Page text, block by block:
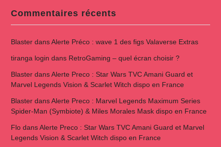
Commentaires récents
BlasterdansAlerte Préco : wave 1 des figs Valaverse Extras
tiranga login dans RetroGaming – quel écran choisir ?
BlasterdansAlerte Preco : Star Wars TVC Amani Guard et
Marvel Legends Vision & Scarlet Witch dispo en France
BlasterdansAlerte Preco : Marvel Legends Maximum Series
Spider-Man (Symbiote) & Miles Morales Mask dispo en France
FlodansAlerte Preco : Star Wars TVC Amani Guard et Marvel
Legends Vision & Scarlet Witch dispo en France